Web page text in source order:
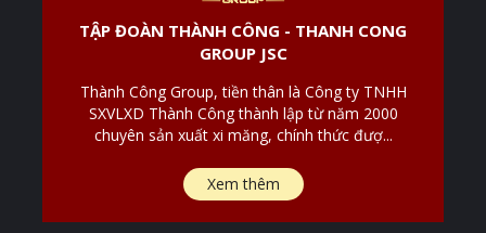
TẬP ĐOÀN THÀNH CÔNG - THANH CONG
GROUP JSC
Thành Công Group, tiền thân là Công ty TNHH
SXVLXD Thành Công thành lập từ năm 2000
chuyên sản xuất xi măng, chính thức đượ...
Xem thêm